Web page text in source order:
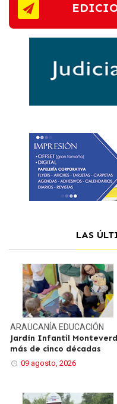
LAS
ARAUCANÍA EDUCACIÓN
Jardín Infantil
más de cinco décadas
09 agosto, 2026